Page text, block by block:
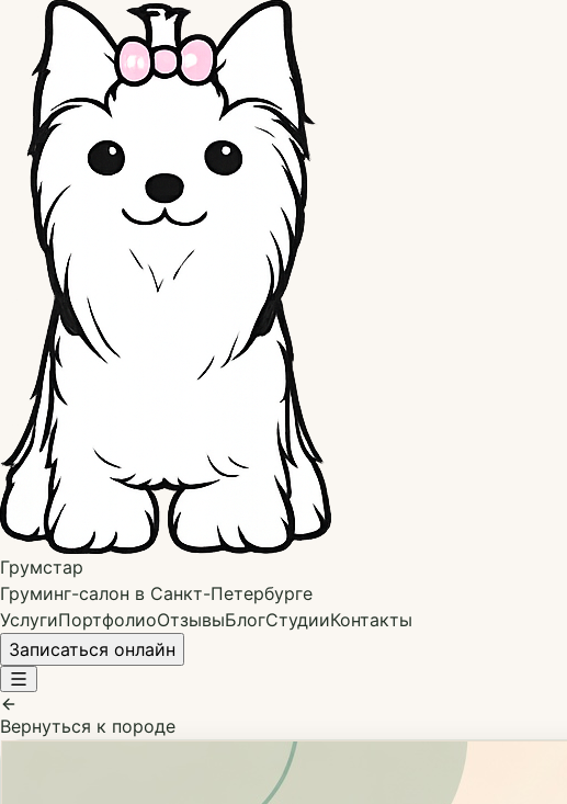
Грумстар
Груминг-салон в Санкт-Петербурге
УслугиПортфолиоОтзывыБлогСтудииКонтакты
Записаться онлайн
Вернуться к породе